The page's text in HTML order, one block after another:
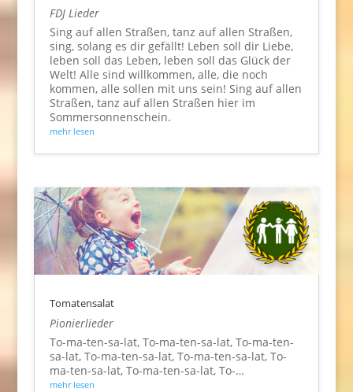
FDJ Lieder
Sing auf allen Straßen, tanz auf allen Straßen,
sing, solang es dir gefällt! Leben soll dir Liebe,
leben soll das Leben, leben soll das Glück der
Welt! Alle sind willkommen, alle, die noch
kommen, alle sollen mit uns sein! Sing auf allen
Straßen, tanz auf allen Straßen hier im
Sommersonnenschein.
mehr lesen
Tomatensalat
Pionierlieder
To-ma-ten-sa-lat, To-ma-ten-sa-lat, To-ma-ten-
sa-lat, To-ma-ten-sa-lat, To-ma-ten-sa-lat, To-
ma-ten-sa-lat, To-ma-ten-sa-lat, To-…
mehr lesen